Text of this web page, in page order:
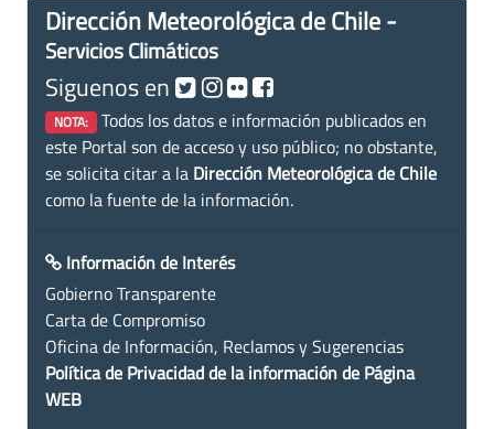
Dirección Meteorológica de Chile -
Servicios Climáticos
Siguenos en
NOTA: Todos los datos e información publicados en
este Portal son de acceso y uso público; no obstante,
se solicita citar a la Dirección Meteorológica de Chile
como la fuente de la información.
Información de Interés
Gobierno Transparente
Carta de Compromiso
Oficina de Información, Reclamos y Sugerencias
Política de Privacidad de la información de Página
WEB